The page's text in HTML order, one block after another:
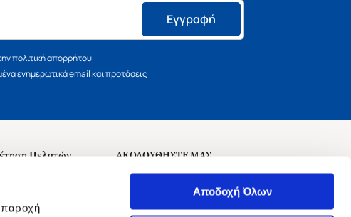
παροχή
Αποδοχή Όλων
Εγγραφή
πολιτική απορρήτου
ενημερωτικά email και προτάσεις
Πελατών
ΑΚΟΛΟΥΘΗΣΤΕ ΜΑΣ